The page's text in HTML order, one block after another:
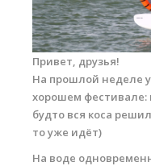
Привет, друзья!
На прошлой неделе
хорошем фестивале:
будто вся коса
то уже идёт)
На воде